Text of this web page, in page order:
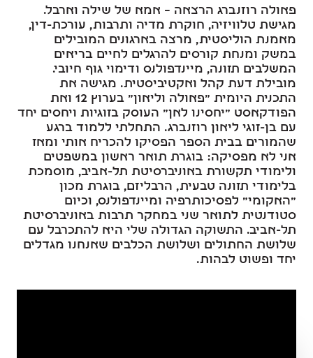
פאולה רוזנברג הרצאה – אמא של שילה וארבל.
מגישת טלוויזיה, חוקרת מדיה ותרבות, עורכת-דין,
מאמנת הוליסטית, מרצה בארגונים המובילים
במשק ומנחת קורסים להרגלים לחיים בריאים
המשלבים תזונה, מיינדפולנס ודימוי גוף חיובי.
מובילת דעת קהל ואקטיביסטית. מגישה את
התכנית היומית "פאולה וליאון" בערוץ 12 ואת
הפודקאסט "יחסינו לאן" העוסק בזוגיות ויחסים יחד
עם בן-זוגי ליאון רוזנברג. התחלתי ללמוד ברגע
שהמורים בבית הספר הפסיקו להכריח אותי ומאז
אני לא מפסיקה: בוגרת תואר ראשון במשפטים
ולימודי תקשורת באוניברסיטת תל-אביב, מוסמכת
בלימודי תזונה טבעית, הרבליזם, בוגרת מכון
"האקומי" לפסיכותרפיה ומיינדפולנס, וכיום
סטודנטית לתואר שני במחקר תרבות באוניברסיטת
תל-אביב. התשוקה הגדולה שלי היא להתכרבל עם
שלושת החתולים ושלושת הכלבים שאנחנו מגדלים
יחד ופשוט לבהות.